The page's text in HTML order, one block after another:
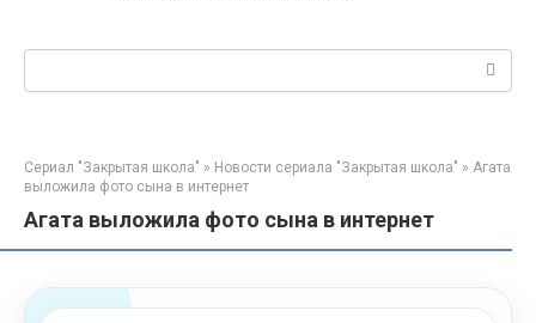
Сериал "Закрытая школа" » Новости сериала "Закрытая школа" » Агата
выложила фото сына в интернет
Агата выложила фото сына в интернет